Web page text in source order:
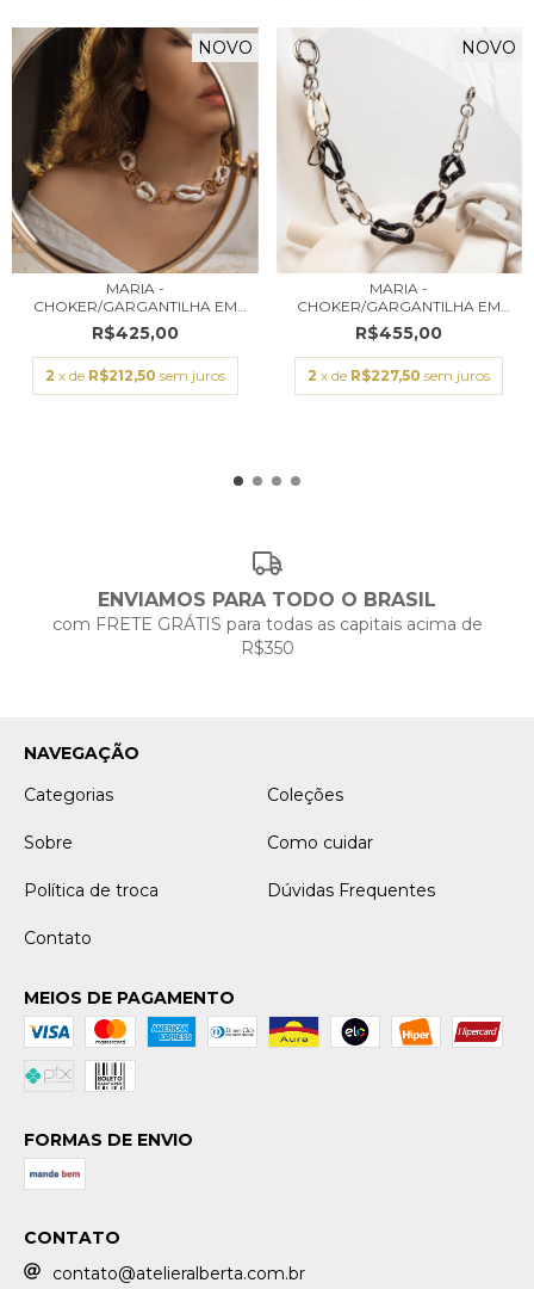
NOVO
MARIA -
CHOKER/GARGANTILHA EM
CERÂMICA E...
R$425,00
2 x de R$212,50 sem juros
NOVO
MARIA -
CHOKER/GARGANTILHA EM
CERÂMICA E...
R$455,00
2 x de R$227,50 sem juros
ENVIAMOS PARA TODO O BRASIL
com FRETE GRÁTIS para todas as capitais acima de
R$350
NAVEGAÇÃO
Categorias
Coleções
Sobre Como cuidar
Política de troca Dúvidas Frequentes
Contato
MEIOS DE PAGAMENTO
FORMAS DE ENVIO
CONTATO
contato@atelieralberta.com.br